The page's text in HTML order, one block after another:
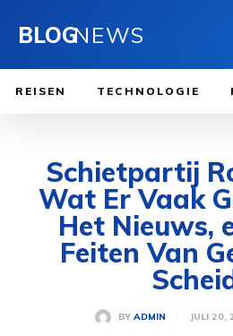
BLOGNEWS
REISEN TECHNOLOGIE
Schietpartij
Wat Er Vaak
Het Nieuws,
Feiten Van
BY ADMIN JULI 20,